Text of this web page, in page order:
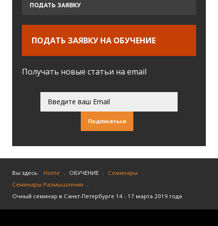
ПОДАТЬ ЗАЯВКУ
ПОДАТЬ ЗАЯВКУ НА ОБУЧЕНИЕ
Получать новые статьи на email
Подписаться
Вы здесь: Home ОБУЧЕНИЕ Семинары
Семинары Размышления
Очный семинар в Санкт-Петербурге 14 - 17 марта 2019 года